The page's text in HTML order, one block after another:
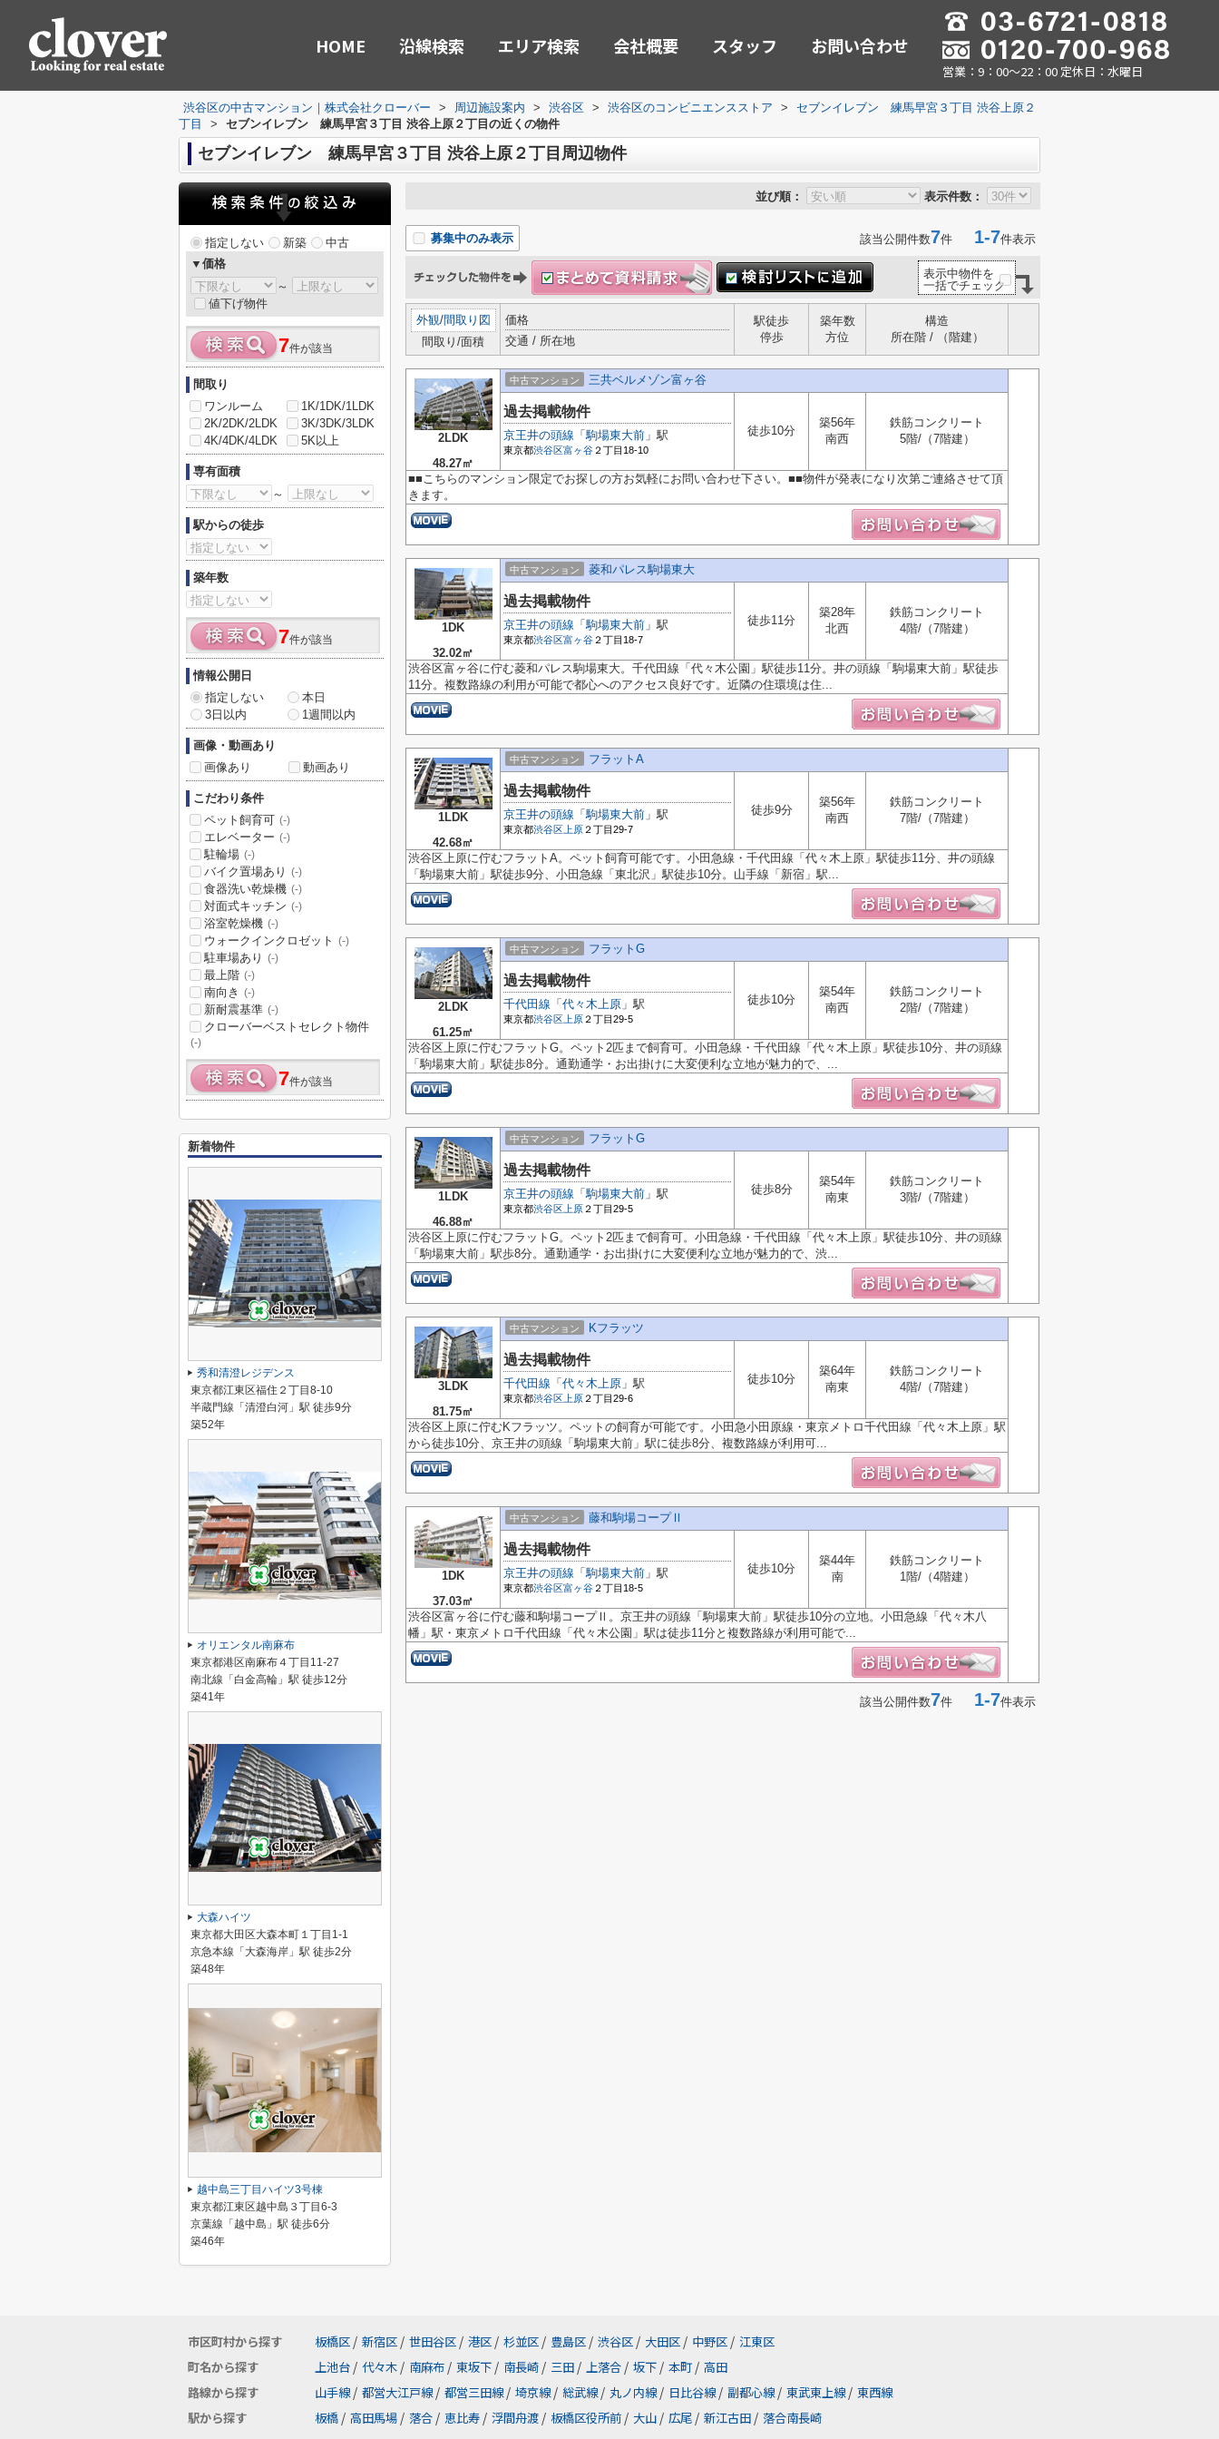
HOME 沿線検索 エリア検索 会社概要 スタッフ お問い合わせ
営業：9：00～22：00 定休日：水曜日
渋谷区の中古マンション｜株式会社クローバー > 周辺施設案内 > 渋谷区 > 渋谷区のコンビニエンスストア >
セブンイレブン 練馬早宮３丁目 渋谷上原２
丁目
> セブンイレブン 練馬早宮３丁目 渋谷上原２丁目の近くの物件
セブンイレブン 練馬早宮３丁目 渋谷上原２丁目周辺物件
並び順： 表示件数：
募集中のみ表示 該当公開件数7件 1-7件表示
表示中物件を
一括でチェック
外観/間取り図
間取り/面積
価格
交通 / 所在地
駅徒歩
停歩
築年数
方位
構造
所在階 / （階建）
2LDK
48.27㎡
中古マンション 三共ベルメゾン富ヶ谷
過去掲載物件
京王井の頭線 「駒場東大前 」駅
東京都渋谷区富ヶ谷 ２丁目18-10
徒歩10分
築56年
南西
鉄筋コンクリート
5階/（7階建）
■■こちらのマンション限定でお探しの方お気軽にお問い合わせ下さい。■■物件が発表になり次第ご連絡させて頂
きます。
1DK
32.02㎡
中古マンション 菱和パレス駒場東大
過去掲載物件
京王井の頭線 「駒場東大前 」駅
東京都渋谷区富ヶ谷 ２丁目18-7
徒歩11分
築28年
北西
鉄筋コンクリート
4階/（7階建）
渋谷区富ヶ谷に佇む菱和パレス駒場東大。千代田線「代々木公園」駅徒歩11分。井の頭線「駒場東大前」駅徒歩
11分。複数路線の利用が可能で都心へのアクセス良好です。近隣の住環境は住...
1LDK
42.68㎡
中古マンション フラットA
過去掲載物件
京王井の頭線 「駒場東大前 」駅
東京都渋谷区 上原 ２丁目29-7
徒歩9分
築56年
南西
鉄筋コンクリート
7階/（7階建）
渋谷区上原に佇むフラットA。ペット飼育可能です。小田急線・千代田線「代々木上原」駅徒歩11分、井の頭線
「駒場東大前」駅徒歩9分、小田急線「東北沢」駅徒歩10分。山手線「新宿」駅...
2LDK
61.25㎡
中古マンション フラットG
過去掲載物件
千代田線 「 代々木上原 」駅
東京都渋谷区 上原 ２丁目29-5
徒歩10分
築54年
南西
鉄筋コンクリート
2階/（7階建）
渋谷区上原に佇むフラットG。ペット2匹まで飼育可。小田急線・千代田線「代々木上原」駅徒歩10分、井の頭線
「駒場東大前」駅徒歩8分。通勤通学・お出掛けに大変便利な立地が魅力的で、...
1LDK
46.88㎡
中古マンション フラットG
過去掲載物件
京王井の頭線 「駒場東大前 」駅
東京都渋谷区 上原 ２丁目29-5
徒歩8分
築54年
南東
鉄筋コンクリート
3階/（7階建）
渋谷区上原に佇むフラットG。ペット2匹まで飼育可。小田急線・千代田線「代々木上原」駅徒歩10分、井の頭線
「駒場東大前」駅歩8分。通勤通学・お出掛けに大変便利な立地が魅力的で、渋...
3LDK
81.75㎡
中古マンション Kフラッツ
過去掲載物件
千代田線 「 代々木上原 」駅
東京都渋谷区 上原 ２丁目29-6
徒歩10分
築64年
南東
鉄筋コンクリート
4階/（7階建）
渋谷区上原に佇むKフラッツ。ペットの飼育が可能です。小田急小田原線・東京メトロ千代田線「代々木上原」駅
から徒歩10分、京王井の頭線「駒場東大前」駅に徒歩8分、複数路線が利用可...
1DK
37.03㎡
中古マンション 藤和駒場コープⅡ
過去掲載物件
京王井の頭線 「駒場東大前 」駅
東京都渋谷区富ヶ谷 ２丁目18-5
徒歩10分
築44年
南
鉄筋コンクリート
1階/（4階建）
渋谷区富ヶ谷に佇む藤和駒場コープⅡ。京王井の頭線「駒場東大前」駅徒歩10分の立地。小田急線「代々木八
幡」駅・東京メトロ千代田線「代々木公園」駅は徒歩11分と複数路線が利用可能で...
該当公開件数7件 1-7件表示
指定しない 新築
中古
▼価格
～
値下げ物件
7件が該当
間取り
ワンルーム
1K/1DK/1LDK
2K/2DK/2LDK
3K/3DK/3LDK
4K/4DK/4LDK
5K以上
専有面積
～
駅からの徒歩
築年数
7件が該当
情報公開日
指定しない
本日
3日以内
1週間以内
画像・動画あり
画像あり
動画あり
こだわり条件
ペット飼育可 (-)
エレベーター (-)
駐輪場 (-)
バイク置場あり (-)
食器洗い乾燥機 (-)
対面式キッチン (-)
浴室乾燥機 (-)
ウォークインクロゼット (-)
駐車場あり (-)
最上階 (-)
南向き (-)
新耐震基準 (-)
クローバーベストセレクト物件
(-)
7件が該当
新着物件
秀和清澄レジデンス
東京都江東区福住２丁目8-10
半蔵門線「清澄白河」駅 徒歩9分
築52年
オリエンタル南麻布
東京都港区南麻布４丁目11-27
南北線「白金高輪」駅 徒歩12分
築41年
大森ハイツ
東京都大田区大森本町１丁目1-1
京急本線「大森海岸」駅 徒歩2分
築48年
越中島三丁目ハイツ3号棟
東京都江東区越中島３丁目6-3
京葉線「越中島」駅 徒歩6分
築46年
市区町村から探す 板橋区 / 新宿区 / 世田谷区 / 港区 / 杉並区 / 豊島区 / 渋谷区 / 大田区 / 中野区 / 江東区
町名から探す
上池台 / 代々木 / 南麻布 / 東坂下 / 南長崎 / 三田 / 上落合 / 坂下 / 本町 / 高田
路線から探す
山手線 / 都営大江戸線 / 都営三田線 / 埼京線 / 総武線 / 丸ノ内線 / 日比谷線 / 副都心線 / 東武東上線 / 東西線
駅から探す
板橋 / 高田馬場 / 落合 / 恵比寿 / 浮間舟渡 / 板橋区役所前 / 大山 / 広尾 / 新江古田 / 落合南長崎